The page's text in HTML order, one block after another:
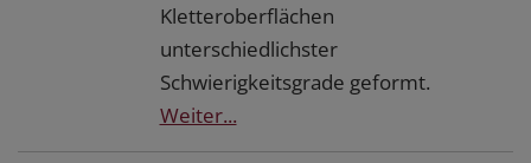
Kletteroberflächen
unterschiedlichster
Schwierigkeitsgrade geformt.
Weiter...